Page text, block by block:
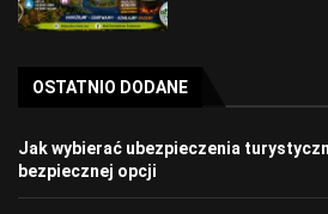
OSTATNIO DODANE
Jak wybierać ubezpieczenia
bezpiecznej opcji